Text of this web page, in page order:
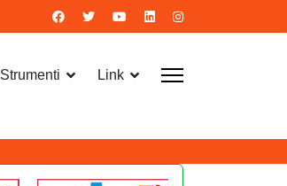
Strumenti Link